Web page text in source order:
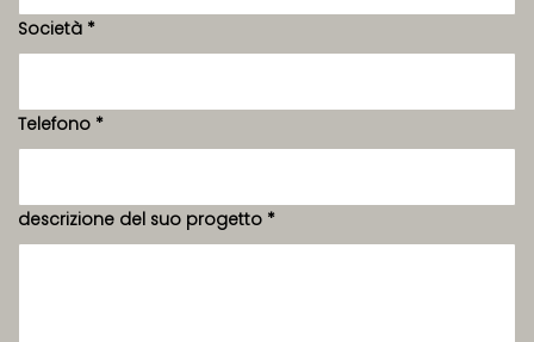
Società *
Telefono *
descrizione del suo progetto *